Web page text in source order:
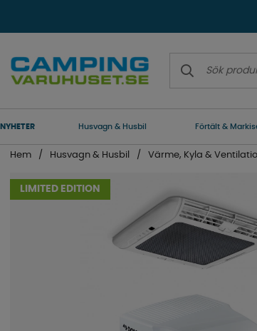
NYHETER Husvagn & Husbil Förtält &
Hem Husvagn & Husbil Värme, Kyla &
LIMITED EDITION